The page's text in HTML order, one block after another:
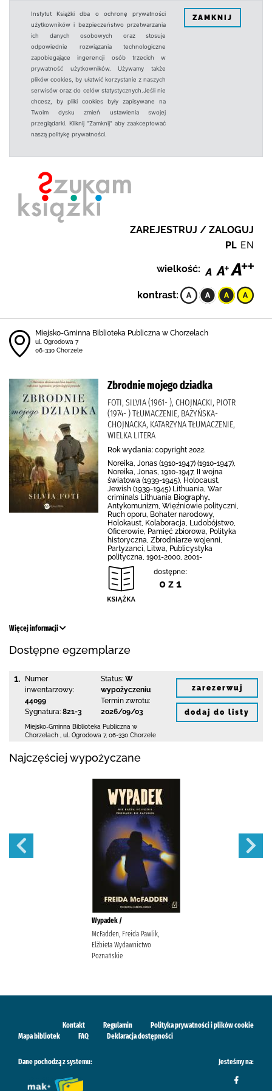
Instytut Książki dba o ochronę prywatności
użytkowników i bezpieczeństwo przetwarzania
ich danych osobowych oraz stosuje
odpowiednie rozwiązania technologiczne
zapobiegające ingerencji osób trzecich w
prywatność użytkowników. Używamy także
plików cookies, by ułatwić korzystanie z naszych
serwisów oraz do celów statystycznych.Jeśli nie
chcesz, by pliki cookies były zapisywane na
Twoim dysku zmień ustawienia swojej
przeglądarki. Kliknij "Zamknij" aby zaakceptować
naszą politykę prywatności.
ZAMKNIJ
ZAREJESTRUJ / ZALOGUJ
PL EN
wielkość:
kontrast:
Miejsko-Gminna Biblioteka Publiczna w Chorzelach
ul. Ogrodowa 7
06-330 Chorzele
Zbrodnie mojego dziadka
FOTI, SILVIA (1961- ), CHOJNACKI, PIOTR
(1974- ) TŁUMACZENIE, BAŻYŃSKA-
CHOJNACKA, KATARZYNA TŁUMACZENIE,
WIELKA LITERA
Rok wydania: copyright 2022.
Noreika, Jonas (1910-1947) (1910-1947),
Noreika, Jonas, 1910-1947, II wojna
światowa (1939-1945), Holocaust,
Jewish (1939-1945) Lithuania, War
criminals Lithuania Biography.,
Antykomunizm, Więźniowie polityczni,
Ruch oporu, Bohater narodowy,
Holokaust, Kolaboracja, Ludobójstwo,
Oficerowie, Pamięć zbiorowa, Polityka
historyczna, Zbrodniarze wojenni,
Partyzanci, Litwa, Publicystyka
polityczna, 1901-2000, 2001-
dostępne:
0 z 1
Więcej informacji
Dostępne egzemplarze
1.
Numer
inwentarzowy:
44099
Sygnatura: 821-3
Status: W
wypożyczeniu
Termin zwrotu:
2026/09/03
Miejsko-Gminna Biblioteka Publiczna w
Chorzelach
ul. Ogrodowa 7, 06-330 Chorzele
zarezerwuj
dodaj do listy
Najczęściej wypożyczane
Wypadek /
McFadden, Freida Pawlik,
Elżbieta Wydawnictwo
Poznańskie
Kontakt Regulamin
Polityka prywatności i plików cookie
Mapa bibliotek
FAQ Deklaracja dostępności
Dane pochodzą z systemu: Jesteśmy na: